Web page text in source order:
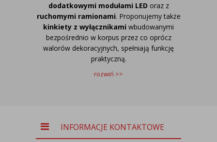
dodatkowymi modułami LED oraz z
ruchomymi ramionami. Proponujemy także
kinkiety z wyłącznikami wbudowanymi
bezpośrednio w korpus przez co oprócz
walorów dekoracyjnych, spełniają funkcję
praktyczną.
rozwiń >>
INFORMACJE KONTAKTOWE